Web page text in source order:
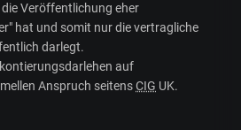
Veröffentlichung eher
hat und somit nur die vertragliche
darlegt.
auf
Anspruch seitensCIG UK.